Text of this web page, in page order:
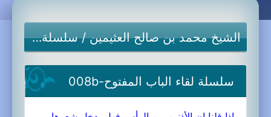
الشيخ محمد بن صالح العثيمين/سلسلة لقاء الباب المفتوح
سلسلة لقاء الباب المفتوح-008b